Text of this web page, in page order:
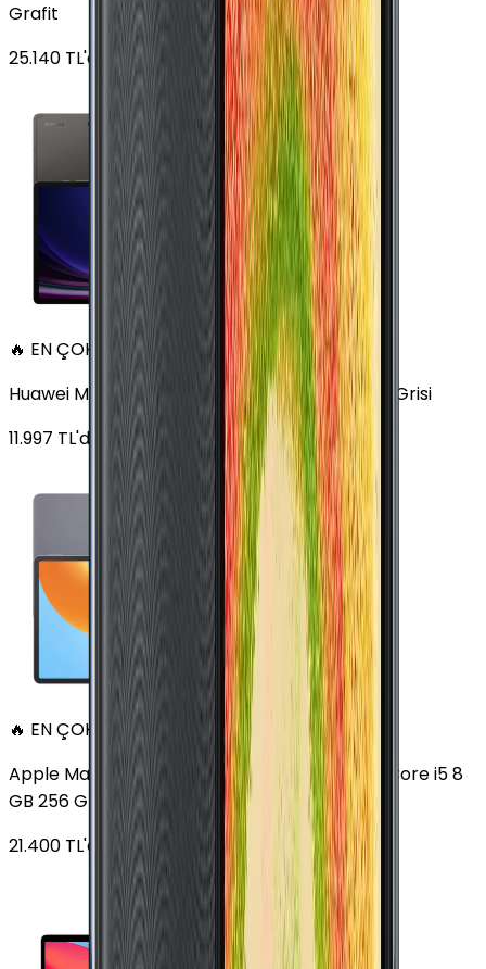
Grafit
25.140 TL'denbaşlayan fiyatlar
🔥 EN ÇOK SATAN
Huawei MatePad 11.5 128 GB 11.5 inç Wi-Fi Uzay Grisi
11.997 TL'denbaşlayan fiyatlar
🔥 EN ÇOK SATAN
Apple MacBook Air 13" (13-inch, 2020) 1.1 GHz Core i5 8
GB 256 GB Altın
21.400 TL'denbaşlayan fiyatlar